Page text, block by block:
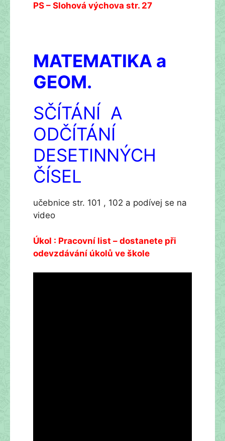
PS – Slohová výchova str. 27
MATEMATIKA a
GEOM.
SČÍTÁNÍ A
ODČÍTÁNÍ
DESETINNÝCH
ČÍSEL
učebnice str. 101 , 102 a podívej se na
video
Úkol : Pracovní list – dostanete při
odevzdávání úkolů ve škole